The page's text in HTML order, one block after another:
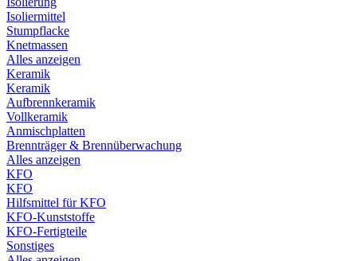
Isoliermittel
Stumpflacke
Knetmassen
Alles anzeigen
Keramik
Keramik
Aufbrennkeramik
Vollkeramik
Anmischplatten
Brennträger & Brennüberwachung
Alles anzeigen
KFO
KFO
Hilfsmittel für KFO
KFO-Kunststoffe
KFO-Fertigteile
Sonstiges